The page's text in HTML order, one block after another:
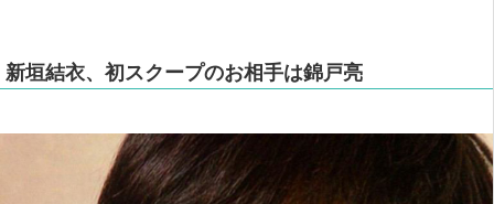
新垣結衣、初スクープのお相手は錦戸亮